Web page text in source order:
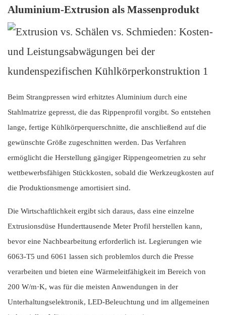
Aluminium-Extrusion als Massenprodukt
Beim Strangpressen wird erhitztes Aluminium durch eine
Stahlmatrize gepresst, die das Rippenprofil vorgibt. So entstehen
lange, fertige Kühlkörperquerschnitte, die anschließend auf die
gewünschte Größe zugeschnitten werden. Das Verfahren
ermöglicht die Herstellung gängiger Rippengeometrien zu sehr
wettbewerbsfähigen Stückkosten, sobald die Werkzeugkosten auf
die Produktionsmenge amortisiert sind.
Die Wirtschaftlichkeit ergibt sich daraus, dass eine einzelne
Extrusionsdüse Hunderttausende Meter Profil herstellen kann,
bevor eine Nachbearbeitung erforderlich ist. Legierungen wie
6063-T5 und 6061 lassen sich problemlos durch die Presse
verarbeiten und bieten eine Wärmeleitfähigkeit im Bereich von
200 W/m·K, was für die meisten Anwendungen in der
Unterhaltungselektronik, LED-Beleuchtung und im allgemeinen